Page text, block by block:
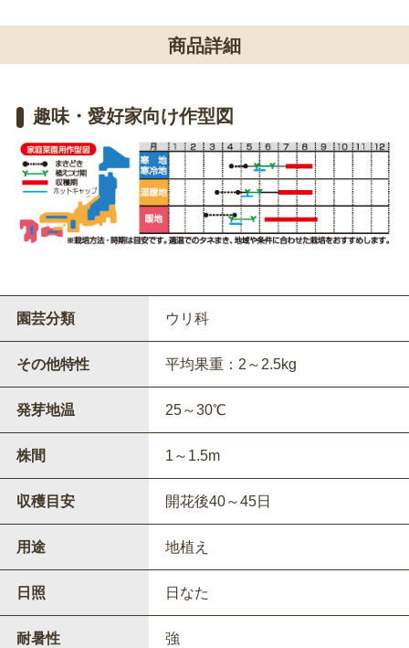
商品詳細
趣味・愛好家向け作型図
園芸分類 ウリ科
その他特性 平均果重：2～2.5kg
発芽地温 25～30℃
株間 1～1.5m
収穫目安 開花後40～45日
用途 地植え
日照 日なた
耐暑性 強